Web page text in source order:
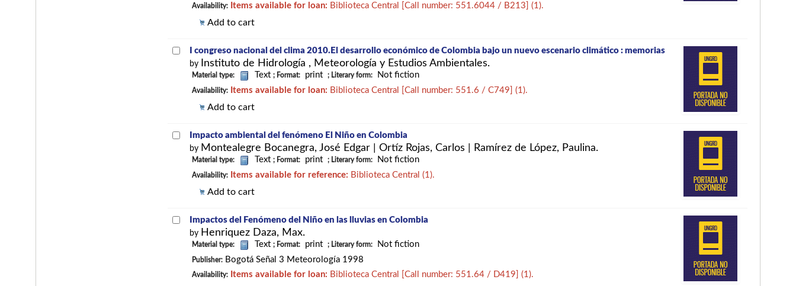
Availability: Items available for loan: Biblioteca Central [Call number: 551.6044 / B213 ](1).
Add to cart
I congreso nacional del clima 2010.El desarrollo económico de Colombia bajo un nuevo escenario climático : memorias
by Instituto de Hidrología , Meteorología y Estudios Ambientales.
Material type: Text ; Format: print ; Literary form: Not fiction
Availability: Items available for loan: Biblioteca Central [Call number: 551.6 / C749 ](1).
Add to cart
Impacto ambiental del fenómeno El Niño en Colombia
by Montealegre Bocanegra, José Edgar |Ortíz Rojas, Carlos Ramírez de López, Paulina.
Material type: Text ; Format: print ; Literary form: Not fiction
Availability: Items available for reference: Biblioteca Central (1).
Add to cart
Impactos del Fenómeno del Niño en las lluvias en Colombia
by Henriquez Daza, Max.
Material type: Text ; Format: print ; Literary form: Not fiction
Publisher: Bogotá Señal 3 Meteorología 1998
Availability: Items available for loan: Biblioteca Central [Call number: 551.64 / D419 ](1).